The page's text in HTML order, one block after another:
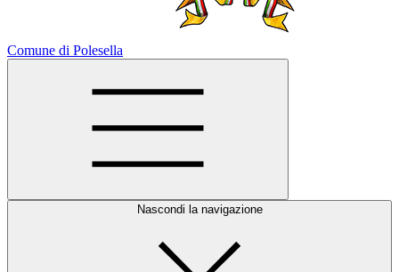
Comune di Polesella
Nascondi la navigazione